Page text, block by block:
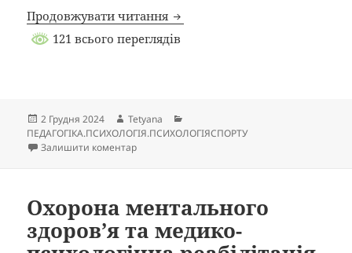
Продовжувати читання Конфліктологія навчальний
121 всього переглядів
Опубліковано
2 Грудня 2024 Автор
Tetyana
ПЕДАГОГІКА.ПСИХОЛОГІЯ.ПСИХОЛОГІЯСПОРТУ
Залишити коментардо Конфліктологія навчальний посібник Т. В.
Охорона ментального
здоров’я та медико-